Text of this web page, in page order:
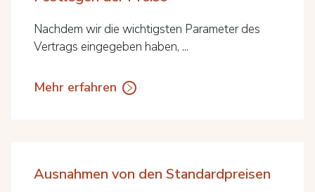
Nachdem wir die wichtigsten Parameter des
Vertrags eingegeben haben, ...
Mehr erfahren
Ausnahmen von den Standardpreisen